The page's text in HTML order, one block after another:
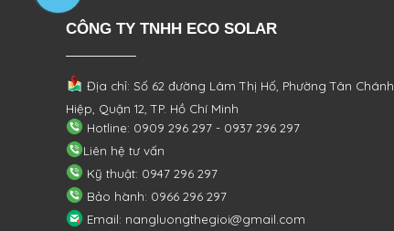
CÔNG TY TNHH ECO SOLAR
Địa chỉ: Số 62 đường Lâm Thị Hố, PhườngTân Chánh
Hiệp, Quận 12, TP. Hồ Chí Minh
Hotline: 0909 296 297 - 0937 296 297
Liên hệ tư vấn
Kỹ thuật: 0947 296 297
Bảo hành: 0966 296 297
Email: nangluongthegioi@gmail.com